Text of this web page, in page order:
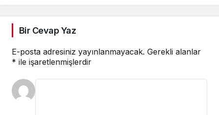
Bir Cevap Yaz
E-posta adresiniz yayınlanmayacak. Gerekli alanlar
* ile işaretlenmişlerdir